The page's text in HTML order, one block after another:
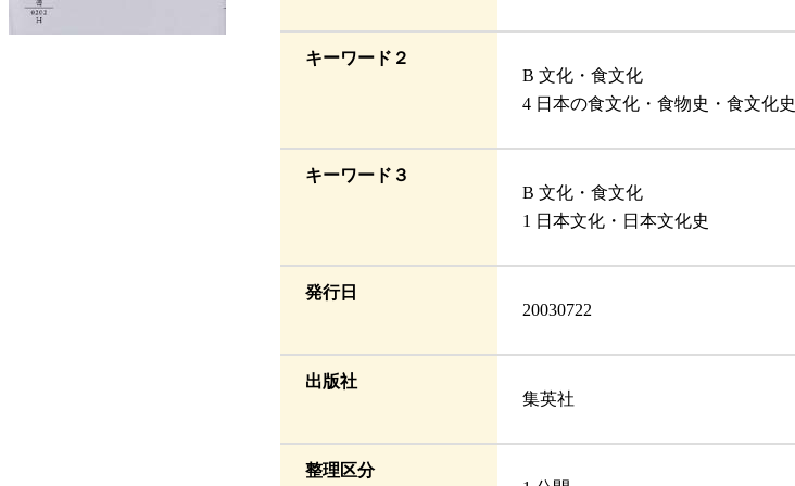
キーワード２
B 文化・食文化
4 日本の食文化・食物史・食文化史
キーワード３
B 文化・食文化
1 日本文化・日本文化史
発行日
20030722
出版社
集英社
整理区分